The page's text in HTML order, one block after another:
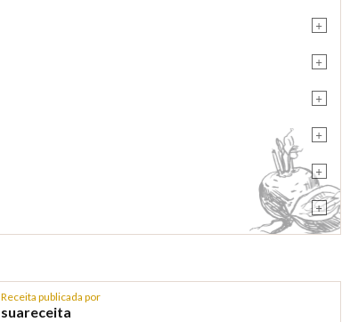
+
+
+
+
+
+
Receita publicada por
suareceita